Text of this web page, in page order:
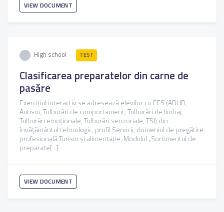
VIEW DOCUMENT
High school TEST
Clasificarea preparatelor din carne de
pasăre
Exercițiul interactiv se adresează elevilor cu CES (ADHD,
Autism, Tulburări de comportament, Tulburări de limbaj,
Tulburări emoționale, Tulburări senzoriale, TSI) din
învățământul tehnologic, profil Servicii, domeniul de pregătire
profesională Turism și alimentație, Modulul „Sortimentul de
preparate[...]
VIEW DOCUMENT